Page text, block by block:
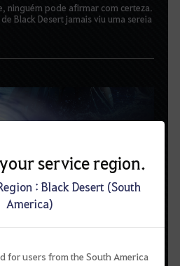
service region.
: Black Desert (South
America)
for users from the South America
ninguém pode afirmar com certeza.
Black Desert jamais viu uma sereia
Feiticeira)
e testemunhe a glória deste novo
fundadora de Tarif junto com